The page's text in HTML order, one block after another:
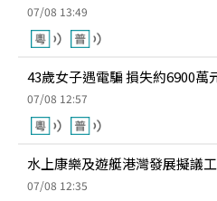
07/08 13:49
43歲女子遇電騙 損失約6900萬
07/08 12:57
水上康樂及遊艇港灣發展擬議
07/08 12:35